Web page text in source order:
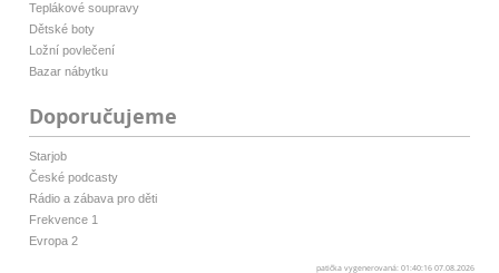
Teplákové soupravy
Dětské boty
Ložní povlečení
Bazar nábytku
Doporučujeme
Starjob
České podcasty
Rádio a zábava pro děti
Frekvence 1
Evropa 2
patička vygenerovaná: 01:40:16 07.08.2026